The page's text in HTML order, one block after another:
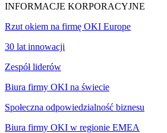
INFORMACJE KORPORACYJNE
Rzut okiem na firmę OKI Europe
30 lat innowacji
Zespół liderów
Biura firmy OKI na świecie
Społeczna odpowiedzialność biznesu
Biura firmy OKI w regionie EMEA